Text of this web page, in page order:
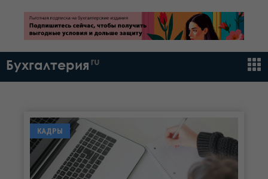
Бухгалтерия ru
КАДРЫ